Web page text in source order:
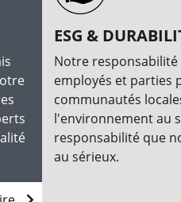
ESG &
Notre responsabilité
employés et parties
communautés
l'environnement au
responsabilité que
au sérieux.